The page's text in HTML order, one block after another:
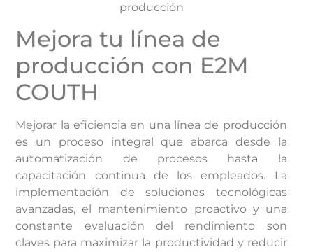
producción
Mejora tu línea de
producción con E2M
COUTH
Mejorar la eficiencia en una línea de producción
es un proceso integral que abarca desde la
automatización de procesos hasta la
capacitación continua de los empleados. La
implementación de soluciones tecnológicas
avanzadas, el mantenimiento proactivo y una
constante evaluación del rendimiento son
claves para maximizar la productividad y reducir